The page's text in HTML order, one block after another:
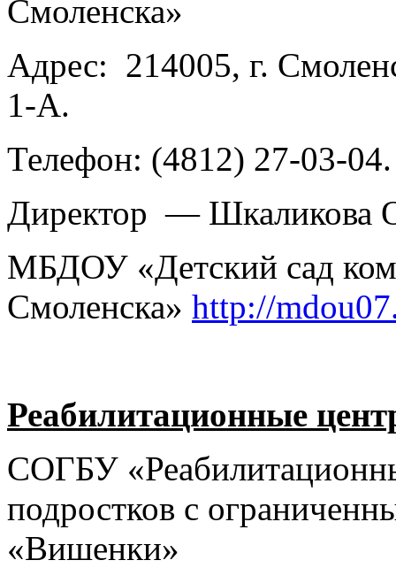
Смоленска»
Адрес: 214005, г.
1-А.
Телефон: (4812) 27-03-04.
Директор — Шкаликова
МБДОУ «Детский сад
Смоленска» http://
Реабилитационные
СОГБУ
подростков с
«Вишенки»